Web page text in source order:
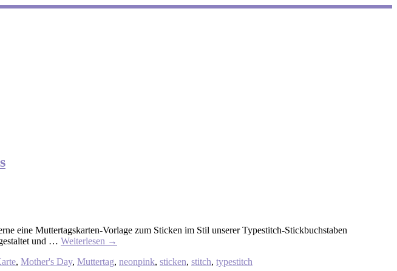
eine Muttertagskarten-Vorlage zum Sticken im Stil unserer Typestitch-Stickbuchstaben
und … Weiterlesen →
, Mother's Day, Muttertag, neonpink, sticken, stitch, typestitch